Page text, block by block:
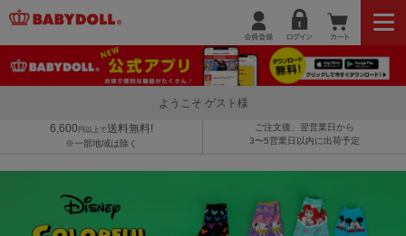
ようこそ ゲスト様
6,600 円以上で送料無料!
※一部地域は除く
ご注文後、翌営業日から
3〜5営業日以内に出荷予定